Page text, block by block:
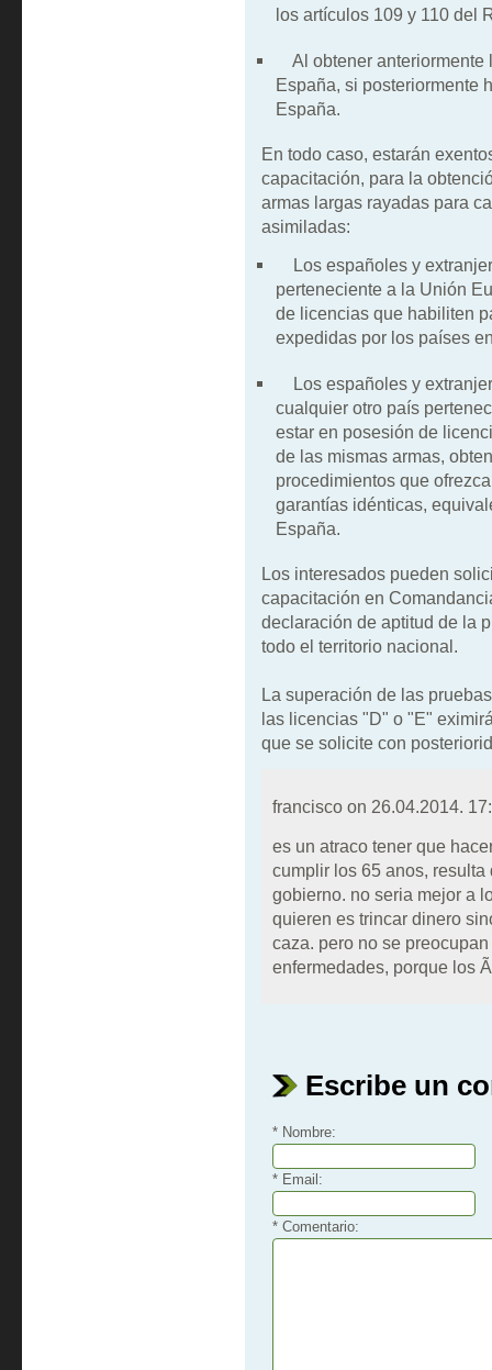
los artículos 109 y 110 del
Al obtener anteriormente
España, si posteriormente
España.
En todo caso, estarán
capacitación, para la
armas largas rayadas para
asimiladas:
Los españoles y
perteneciente a la Unión
de licencias que habiliten
expedidas por los países
Los españoles y
cualquier otro país
estar en posesión de
de las mismas armas,
procedimientos que
garantías idénticas,
España.
Los interesados pueden
capacitación en
declaración de aptitud de la
todo el territorio nacional.
La superación de las
las licencias "D" o "E"
que se solicite con
francisco on 26.04.2014.
es un atraco tener que
cumplir los 65 anos,
gobierno. no seria mejor a
quieren es trincar dinero
caza. pero no se
enfermedades, porque los
Escribe un
* Nombre:
* Email:
* Comentario: